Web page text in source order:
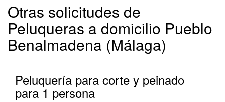
Otras solicitudes de
Peluqueras a domicilio Pueblo
Benalmadena (Málaga)
Peluquería para corte y peinado
para 1 persona